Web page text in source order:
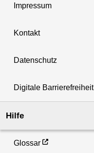
Impressum
Kontakt
Datenschutz
Digitale Barrierefreiheit
Hilfe
Glossar